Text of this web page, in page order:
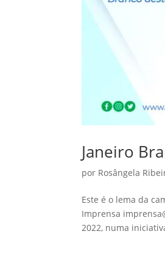
Janeiro
por Rosângela
Este é o lema da
Imprensa
2022, numa